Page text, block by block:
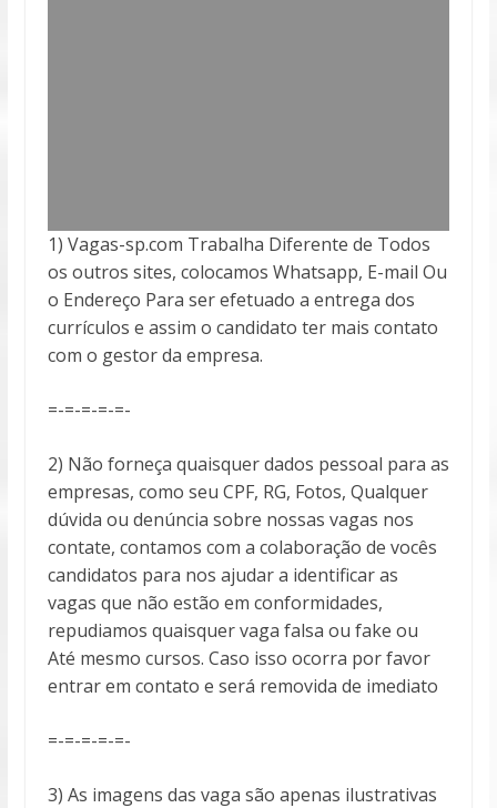
1) Vagas-sp.com Trabalha Diferente de Todos
os outros sites, colocamos Whatsapp, E-mail Ou
o Endereço Para ser efetuado a entrega dos
currículos e assim o candidato ter mais contato
com o gestor da empresa.
=-=-=-=-=-
2) Não forneça quaisquer dados pessoal para as
empresas, como seu CPF, RG, Fotos, Qualquer
dúvida ou denúncia sobre nossas vagas nos
contate, contamos com a colaboração de vocês
candidatos para nos ajudar a identificar as
vagas que não estão em conformidades,
repudiamos quaisquer vaga falsa ou fake ou
Até mesmo cursos. Caso isso ocorra por favor
entrar em contato e será removida de imediato
=-=-=-=-=-
3) As imagens das vaga são apenas ilustrativas